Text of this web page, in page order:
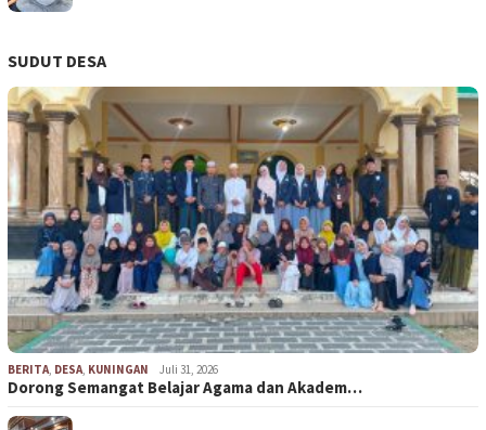
SUDUT DESA
BERITA, DESA, KUNINGAN Juli 31, 2026
Dorong Semangat Belajar Agama dan Akadem…